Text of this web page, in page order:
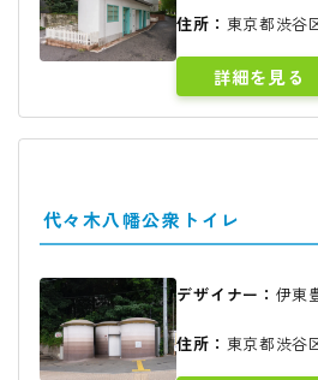
住所： 東京都渋谷
詳細を見る
代々木八幡公衆トイレ
デザイナー： 伊東
住所： 東京都渋谷